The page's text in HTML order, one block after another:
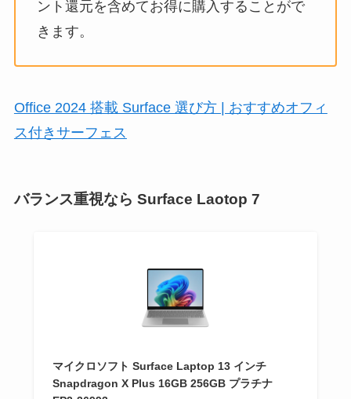
ント還元を含めてお得に購入することがで
きます。
Office 2024 搭載 Surface 選び方 | おすすめオフィ
ス付きサーフェス
バランス重視なら Surface Laotop 7
マイクロソフト Surface Laptop 13 インチ
Snapdragon X Plus 16GB 256GB プラチナ